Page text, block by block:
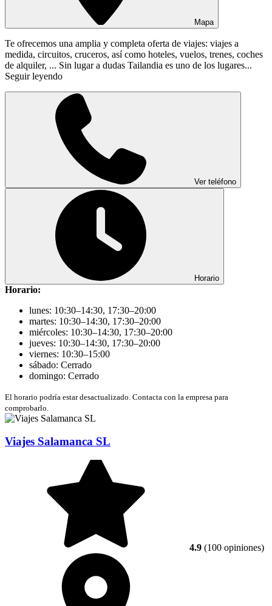
Mapa
Te ofrecemos una amplia y completa oferta de viajes: viajes a
medida, circuitos, cruceros, así como hoteles, vuelos, trenes, coches
de alquiler, ... Sin lugar a dudas Tailandia es uno de los lugares...
Seguir leyendo
Ver teléfono
Horario
Horario:
lunes: 10:30–14:30, 17:30–20:00
martes: 10:30–14:30, 17:30–20:00
miércoles: 10:30–14:30, 17:30–20:00
jueves: 10:30–14:30, 17:30–20:00
viernes: 10:30–15:00
sábado: Cerrado
domingo: Cerrado
El horario podría estar desactualizado. Contacta con la empresa para
comprobarlo.
Viajes Salamanca SL
4.9 (100 opiniones)